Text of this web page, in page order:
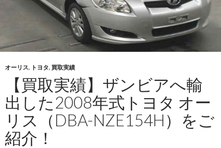
フ
ィ
ー
ダ
2010
式
オーリス, トヨタ, 買取実績
【買取実績】ザンビアへ輸
出した2008年式トヨタ オー
リス（DBA-NZE154H）をご
紹介！